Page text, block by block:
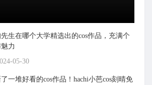
生在哪个大学精选出的cos作品，充满个
力
05-30
一堆好看的cos作品！hachi小芭cos刻晴免